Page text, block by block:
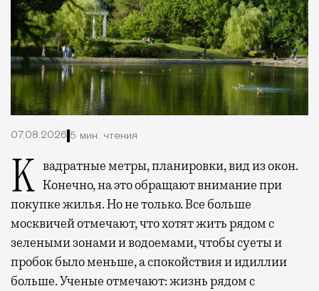
07.08.2026 5 мин. чтения
Квадратные метры, планировки, вид из окон. Конечно, на это обращают внимание при
покупке жилья. Но не только. Все больше
москвичей отмечают, что хотят жить рядом с
зелеными зонами и водоемами, чтобы суеты и
пробок было меньше, а спокойствия и идиллии
больше. Ученые отмечают: жизнь рядом с